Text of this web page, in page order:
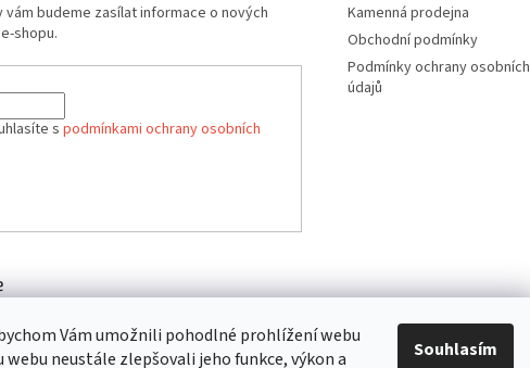
Vám umožnili pohodlné prohlížení webu
webu neustále zlepšovali jeho funkce, výkon a
Souhlasím
vám budeme zasílat informace o nových
shopu.
s podmínkami ochrany osobních
Kamenná prodejna
Obchodní podmínky
Podmínky ochrany osobních
údajů